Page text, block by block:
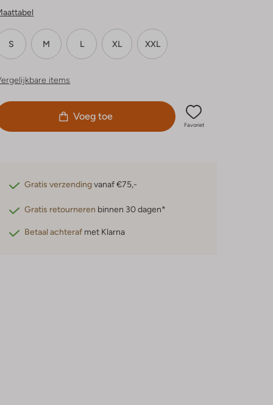
S M L XL XXL
items
Voeg toe
Favoriet
Gratis verzendingvanaf €75,-
Gratis retourneren binnen 30 dagen*
Betaal achteraf met Klarna